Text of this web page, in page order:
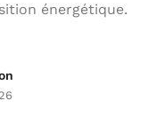
énergétique.